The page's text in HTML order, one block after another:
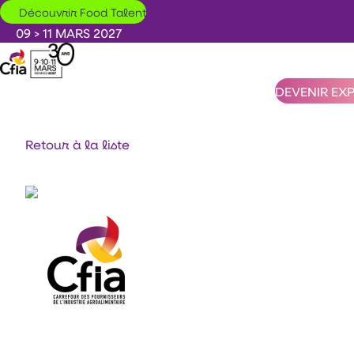
Aller au contenu principal
Découvrir Food Talent
09 > 11 MARS 2027
DEVENIR
Retour à la liste